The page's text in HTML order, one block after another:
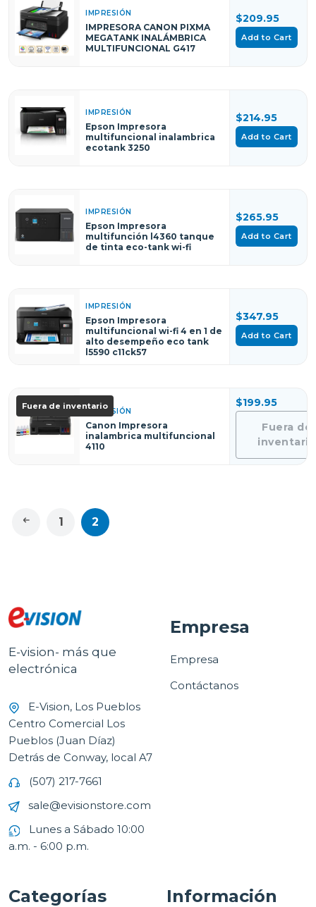
IMPRESIÓN
IMPRESORA CANON PIXMA
MEGATANK INALÁMBRICA
MULTIFUNCIONAL G417
$209.95
Add to Cart
IMPRESIÓN
Epson Impresora
multifuncional inalambrica
ecotank 3250
$214.95
Add to Cart
IMPRESIÓN
Epson Impresora
multifunción l4360 tanque
de tinta eco-tank wi-fi
$265.95
Add to Cart
IMPRESIÓN
Epson Impresora
multifuncional wi-fi 4 en 1 de
alto desempeño eco tank
l5590 c11ck57
$347.95
Add to Cart
Fuera de inventarioIMPRESIÓN
Canon Impresora
inalambrica multifuncional
4110
$199.95
Fuera de
inventario
1 2
E-vision- más que
electrónica
E-Vision, Los Pueblos
Centro Comercial Los
Pueblos (Juan Díaz)
Detrás de Conway, local A7
(507) 217-7661
sale@evisionstore.com
Lunes a Sábado 10:00
a.m. - 6:00 p.m.
Empresa
Empresa
Contáctanos
Categorías Información